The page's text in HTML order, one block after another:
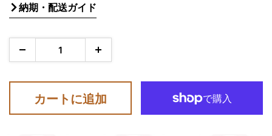
売
価
格
納期・配送ガイド
カートに追加